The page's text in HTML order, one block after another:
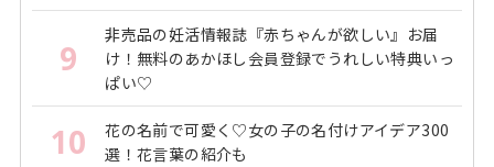
9
非売品の妊活情報誌『赤ちゃんが欲しい』お届
け！無料のあかほし会員登録でうれしい特典いっ
ぱい♡
10
花の名前で可愛く♡女の子の名付けアイデア300
選！花言葉の紹介も